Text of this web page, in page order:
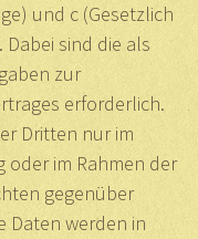
und c (Gesetzlich
Dabei sind die als
zur
erforderlich.
Dritten nur im
oder im Rahmen der
gegenüber
Daten werden in